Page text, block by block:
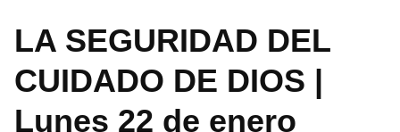
LA SEGURIDAD DEL
CUIDADO DE DIOS |
Lunes 22 de enero